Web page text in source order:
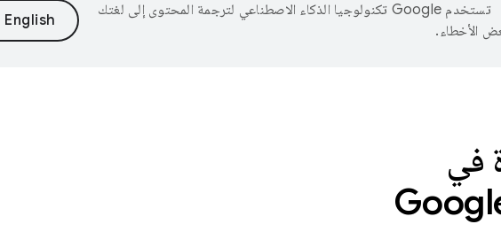
تستخدم Google تكنولوجيا الذكاء الاصطناعي لترجمة المحتوى إلى لغتك
الأخطاء.
في